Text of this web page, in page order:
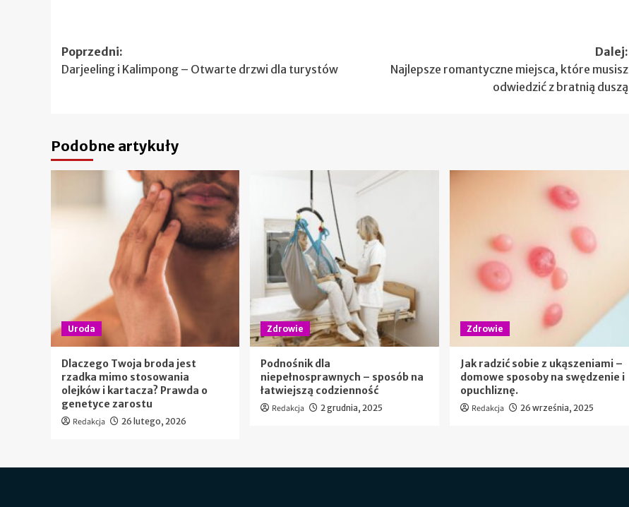
Zobacz
wpisy
Poprzedni:
Darjeeling i Kalimpong – Otwarte drzwi dla turystów
Dalej:
Najlepsze romantyczne miejsca, które musisz
odwiedzić z bratnią duszą
Podobne artykuły
Uroda
Dlaczego Twoja broda jest
rzadka mimo stosowania
olejków i kartacza? Prawda o
genetyce zarostu
Redakcja 26 lutego, 2026
Zdrowie
Podnośnik dla
niepełnosprawnych – sposób na
łatwiejszą codzienność
Redakcja 2 grudnia, 2025
Zdrowie
Jak radzić sobie z ukąszeniami –
domowe sposoby na swędzenie i
opuchliznę.
Redakcja 26 września, 2025